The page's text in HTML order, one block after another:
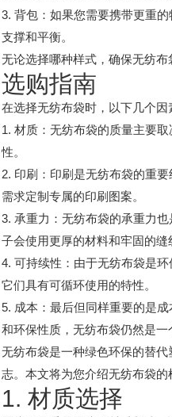
3. 背包：如果您需要携带更重
支撑和平衡。
无论选择哪种样式，确保无纺
选购指南
在选择无纺布袋时，以下几个因
1. 材质：无纺布袋的质量主要
性。
2. 印刷：印刷是无纺布袋的重
需求定制专属的印刷图案。
3. 承重力：无纺布袋的承重力
子会使用更厚的材料和牢固的缝
4. 可持续性：由于无纺布袋是
它们具有可循环使用的特性。
5. 成本：最后但同样重要的是
和环保性质，无纺布袋仍然是一
无纺布袋是一种绿色环保的替
志。本文将为您介绍无纺布袋的
1. 材质选择